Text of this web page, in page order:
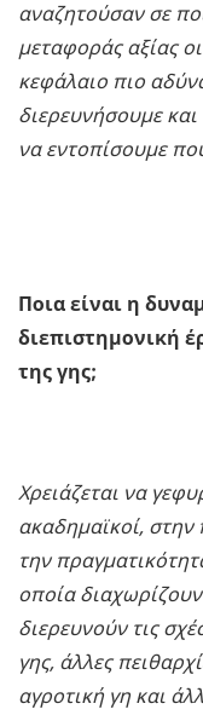
αναζητούσαν σε
μεταφοράς αξίας
κεφάλαιο πιο
διερευνήσουμε
να εντοπίσουμε
Ποια είναι η
διεπιστημονική
της γης;
Χρειάζεται να
ακαδημαϊκοί, στην
την
οποία
διερευνούν τις
γης, άλλες
αγροτική γη και